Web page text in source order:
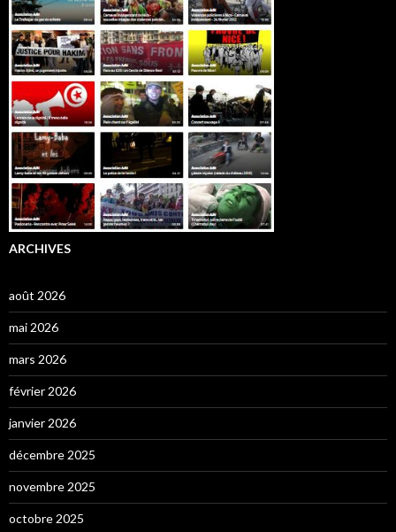
ARCHIVES
août 2026
mai 2026
mars 2026
février 2026
janvier 2026
décembre 2025
novembre 2025
octobre 2025